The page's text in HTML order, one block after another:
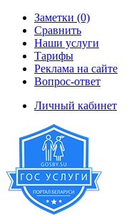
Заметки (0)
Сравнить
Наши услуги
Тарифы
Реклама на сайте
Вопрос-ответ
Личный кабинет